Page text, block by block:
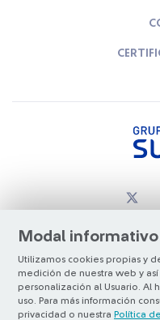
Modal
Utilizamos cookies propias y
medición de nuestra web y
personalización al Usuario. Al
uso. Para más información
privacidad o nuestra Política
©